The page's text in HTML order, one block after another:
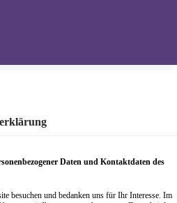
Daten und Kontaktdaten des
besuchen und bedanken uns für Ihr Interesse. Im